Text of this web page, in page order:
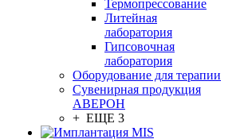
Термопрессование
Литейная
лаборатория
Гипсовочная
лаборатория
Оборудование для терапии
Сувенирная продукция
АВЕРОН
+ ЕЩЕ 3